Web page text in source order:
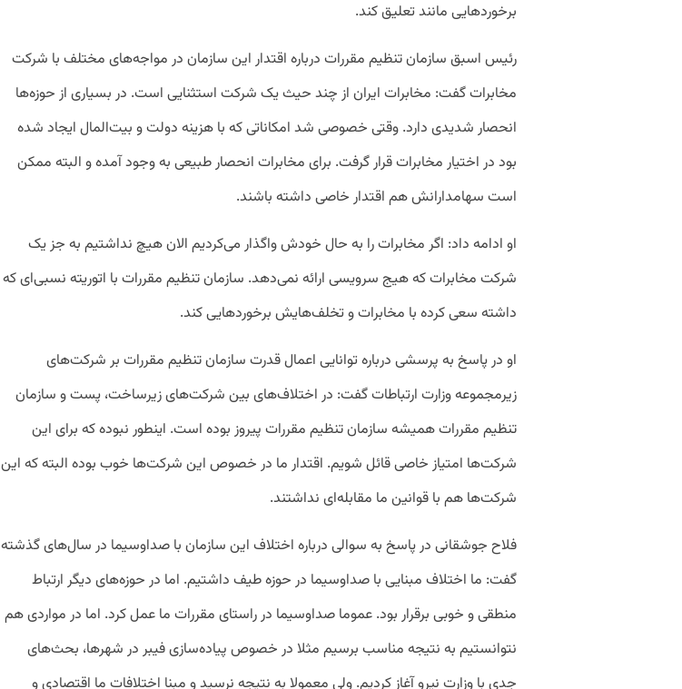
برخوردهایی مانند تعلیق کند.
رئیس اسبق سازمان تنظیم مقررات درباره اقتدار این سازمان در مواجه‌های مختلف با شرکت‌
مخابرات گفت: مخابرات ایران از چند حیث یک شرکت استثنایی است. در بسیاری از حوزه‌ها
انحصار شدیدی دارد. وقتی خصوصی شد امکاناتی که با هزینه دولت و بیت‌المال ایجاد شده
بود در اختیار مخابرات قرار گرفت. برای مخابرات انحصار طبیعی به وجود آمده و البته ممکن
است سهامدارانش هم اقتدار خاصی داشته باشند.
او ادامه داد: اگر مخابرات را به حال خودش واگذار می‌کردیم الان هیچ نداشتیم به جز یک
شرکت مخابرات که هیج سرویسی ارائه نمی‌دهد. سازمان تنظیم مقررات با اتوریته نسبی‌ای که
داشته سعی کرده با مخابرات و تخلف‌هایش برخوردهایی کند.
او در پاسخ به پرسشی درباره توانایی اعمال قدرت سازمان تنظیم مقررات بر شرکت‌های
زیرمجموعه وزارت ارتباطات گفت: در اختلا‌ف‌های بین شرکت‌های زیرساخت، پست و سازمان
تنظیم مقررات همیشه سازمان تنظیم مقررات پیروز بوده است. اینطور نبوده که برای این
شرکت‌ها امتیاز خاصی قائل شویم. اقتدار ما در خصوص این شرکت‌ها خوب بوده البته که این
شرکت‌ها هم با قوانین ما مقابله‌ای نداشتند.
فلاح جوشقانی در پاسخ به سوالی درباره اختلاف این سازمان با صداوسیما در سال‌های گذشته
گفت: ما اختلاف مبنایی با صداوسیما در حوزه طیف داشتیم. اما در حوزه‌های دیگر ارتباط
منطقی و خوبی برقرار بود. عموما صداوسیما در راستای مقررات ما عمل کرد. اما در مواردی هم
نتوانستیم به نتیجه مناسب برسیم مثلا در خصوص پیاده‌سازی فیبر در شهرها، بحث‌های
جدی با وزارت نیرو آغاز کردیم. ولی معمولا به نتیجه نرسید و مبنا اختلافات ما اقتصادی و